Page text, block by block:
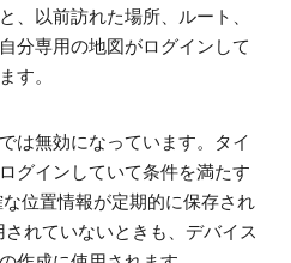
、以前訪れた場所、ルート、
分専用の地図がログインして
す。
は無効になっています。タイ
グインしていて条件を満たす
位置情報が定期的に保存され
れていないときも、デバイス